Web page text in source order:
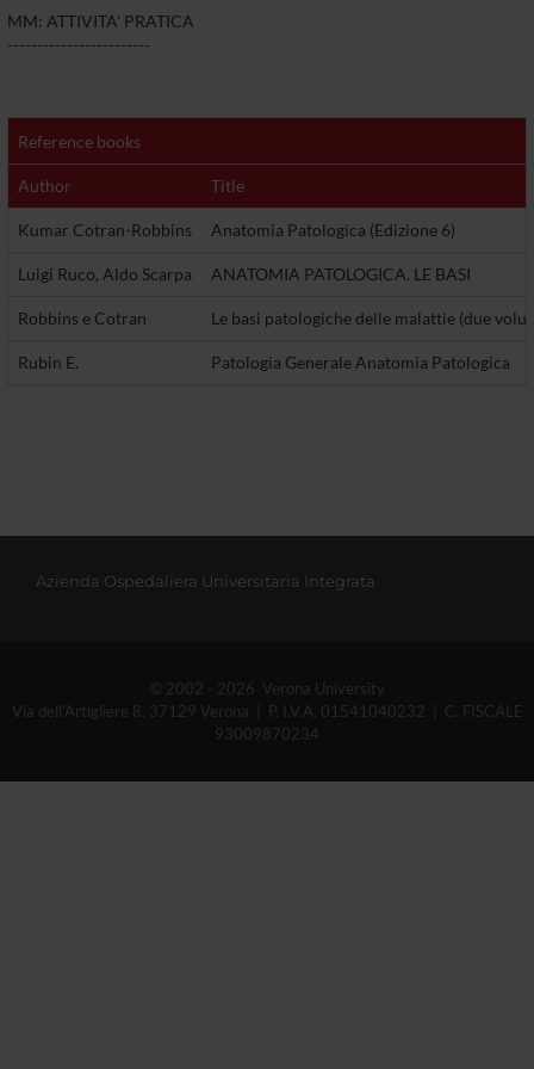
MM: ATTIVITA' PRATICA
------------------------
Reference books
Author Title
Kumar Cotran-Robbins Anatomia Patologica (Edizione 6)
Luigi Ruco, Aldo Scarpa ANATOMIA PATOLOGICA. LE BASI
Robbins e Cotran Le basi patologiche delle malattie (due
Rubin E. Patologia Generale Anatomia Patologica
Azienda Ospedaliera Universitaria Integrata
© 2002 - 2026 Verona University
Via dell'Artigliere 8, 37129 Verona | P. I.V.A. 01541040232 | C. FISCALE
93009870234